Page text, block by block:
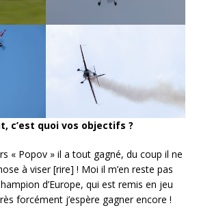
c’est quoi vos objectifs ?
« Popov » il a tout gagné, du coup il ne
à viser [rire] ! Moi il m’en reste pas
d’Europe, qui est remis en jeu
forcément j’espère gagner encore !